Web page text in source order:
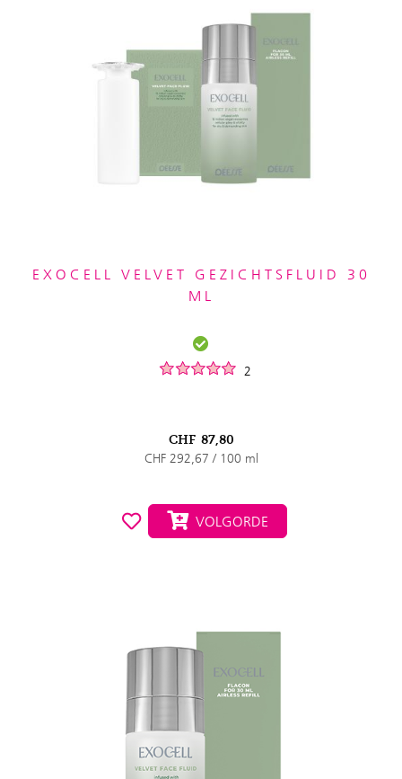
EXOCELL VELVET GEZICHTSFLUID 30
ML
2
CHF 87,80
CHF 292,67 / 100 ml
VOLGORDE